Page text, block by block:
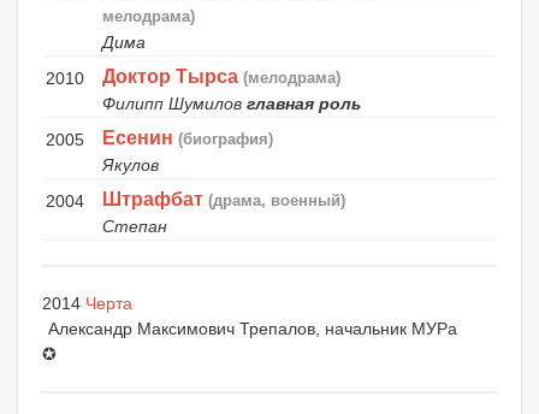
мелодрама)
Дима
2010
Доктор Тырса (мелодрама)
Филипп Шумилов главная роль
2005
Есенин (биография)
Якулов
2004
Штрафбат (драма, военный)
Степан
2014 Черта
Александр Максимович Трепалов, начальник МУРа
✪